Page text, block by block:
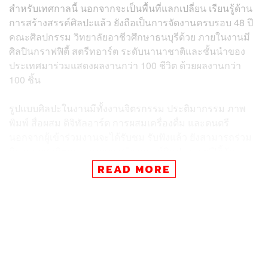
สำหรับเทศกาลนี้ นอกจากจะเป็นพื้นที่แลกเปลี่ยน เรียนรู้ด้าน
การสร้างสรรค์ศิลปะแล้ว ยังถือเป็นการจัดงานครบรอบ 48 ปี
คณะศิลปกรรม วิทยาลัยอาชีวศึกษาธนบุรีด้วย ภายในงานมี
ศิลปินกราฟฟิตี้ สตรีทอาร์ต ระดับนานาชาติและชั้นนำของ
ประเทศมาร่วมแสดงผลงานกว่า 100 ชีวิต ด้วยผลงานกว่า
100 ชิ้น
รูปแบบศิลปะในงานมีทั้งงานจิตรกรรม ประติมากรรม ภาพ
READ MORE